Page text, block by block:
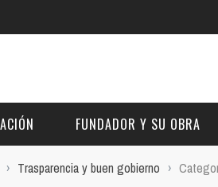
FUNDADOR Y SU OBRA
› Trasparencia y buen gobierno ›